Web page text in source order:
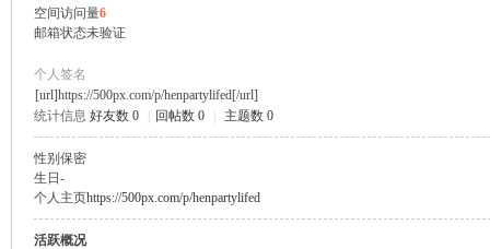
空间访问量6
邮箱状态未验证
个人签名
[url]https://500px.com/p/henpartylifed[/url]
统计信息 好友数 0 回帖数 0 主题数 0
性别 保密
生日 -
个人主页https://500px.com/p/henpartylifed
活跃概况